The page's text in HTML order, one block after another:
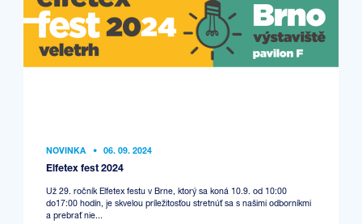
NOVINKA • 06. 09. 2024
Elfetex fest 2024
Už 29. ročník Elfetex festu v Brne, ktorý sa koná 10.9. od 10:00
do17:00 hodín, je skvelou príležitosťou stretnúť sa s našimi odborníkmi
a prebrať nie...